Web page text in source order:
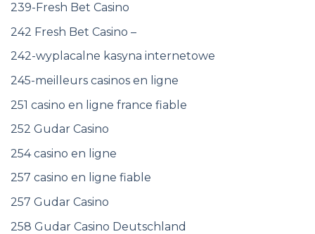
239-Fresh Bet Casino
242 Fresh Bet Casino –
242-wyplacalne kasyna internetowe
245-meilleurs casinos en ligne
251 casino en ligne france fiable
252 Gudar Casino
254 casino en ligne
257 casino en ligne fiable
257 Gudar Casino
258 Gudar Casino Deutschland